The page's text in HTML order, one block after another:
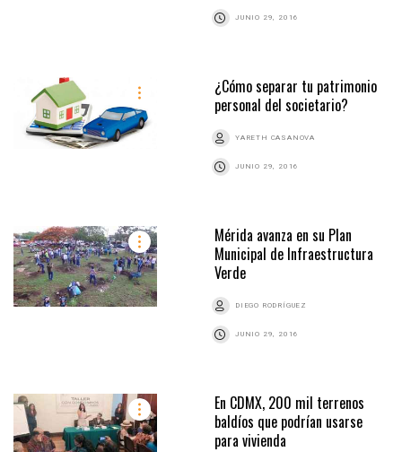
JUNIO 29, 2016
¿Cómo separar tu patrimonio
personal del societario?
YARETH CASANOVA
JUNIO 29, 2016
Mérida avanza en su Plan
Municipal de Infraestructura
Verde
DIEGO RODRÍGUEZ
JUNIO 29, 2016
En CDMX, 200 mil terrenos
baldíos que podrían usarse
para vivienda